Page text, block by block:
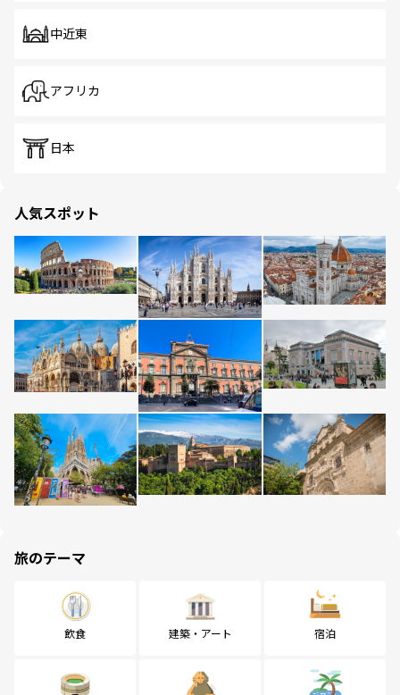
中近東
アフリカ
日本
人気スポット
旅のテーマ
飲食 建築・アート 宿泊